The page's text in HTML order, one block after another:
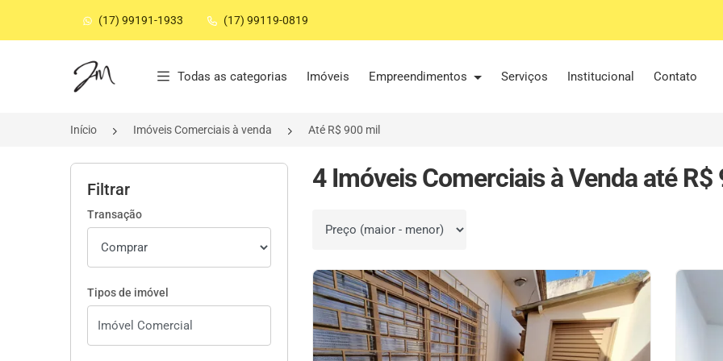
(17) 99191-1933 (17) 99119-0819
Página inicial
Todas as categorias Imóveis Empreendimentos Serviços Institucional Contato
Início Imóveis Comerciais à venda Até R$ 900 mil
Filtrar
Transação
Tipos de imóvel
4 Imóveis Comerciais à Venda até R$
Ordenar por